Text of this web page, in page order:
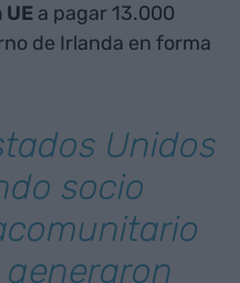
a pagar 13.000
de Irlanda en forma
Unidos
socio